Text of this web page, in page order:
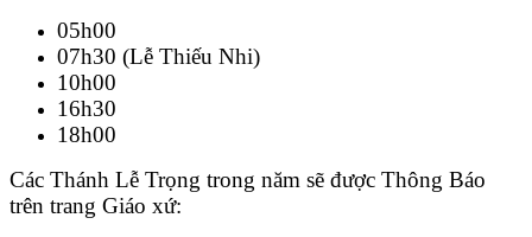
05h00
07h30 (Lễ Thiếu Nhi)
10h00
16h30
18h00
Các Thánh Lễ Trọng trong năm sẽ được Thông Báo
trên trang Giáo xứ: